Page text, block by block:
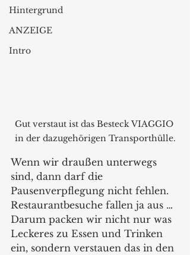
Hintergrund
ANZEIGE
Intro
Gut verstaut ist das Besteck VIAGGIO
in der dazugehörigen Transporthülle.
Wenn wir draußen unterwegs
sind, dann darf die
Pausenverpflegung nicht fehlen.
Restaurantbesuche fallen ja aus …
Darum packen wir nicht nur was
Leckeres zu Essen und Trinken
ein, sondern verstauen das in den